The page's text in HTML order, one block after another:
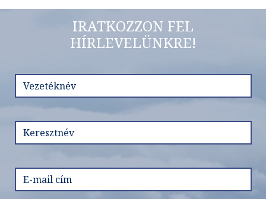
IRATKOZZON FEL
HÍRLEVELÜNKRE!